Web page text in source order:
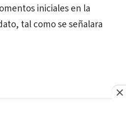
iniciales en la
tal como se señalara